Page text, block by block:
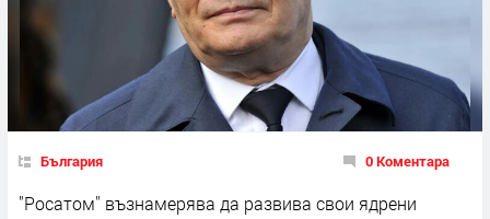
България 0 Коментара
"Росатом'' възнамерява да развива свои ядрени